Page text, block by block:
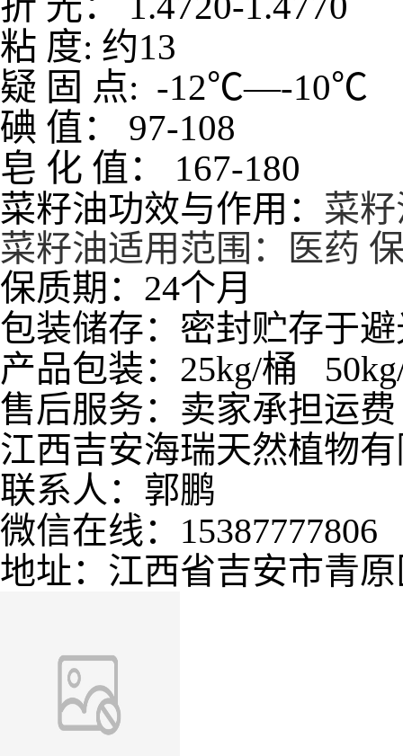
粘 度: 约13
疑 固 点: -12℃—-10℃
碘 值：
97-108
皂 化 值： 167-180
菜籽油功效与作用： 菜
菜籽油适用范围：医药
保质期：24个月
包装储存：密封贮存于
产品包装：25kg/桶
售后服务：卖家承担运
江西吉安海瑞天然植物
联系人：郭鹏
微信在线：15387777806
地址：江西省吉安市青